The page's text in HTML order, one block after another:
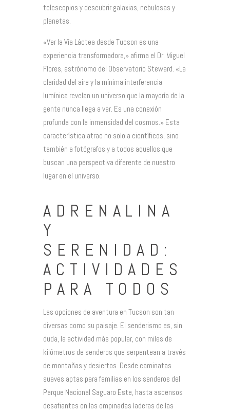
telescopios y descubrir galaxias, nebulosas y
planetas.
«Ver la Vía Láctea desde Tucson es una
experiencia transformadora,» afirma el Dr. Miguel
Flores, astrónomo del Observatorio Steward. «La
claridad del aire y la mínima interferencia
lumínica revelan un universo que la mayoría de la
gente nunca llega a ver. Es una conexión
profunda con la inmensidad del cosmos.» Esta
característica atrae no solo a científicos, sino
también a fotógrafos y a todos aquellos que
buscan una perspectiva diferente de nuestro
lugar en el universo.
ADRENALINA
Y
SERENIDAD:
ACTIVIDADES
PARA TODOS
Las opciones de aventura en Tucson son tan
diversas como su paisaje. El senderismo es, sin
duda, la actividad más popular, con miles de
kilómetros de senderos que serpentean a través
de montañas y desiertos. Desde caminatas
suaves aptas para familias en los senderos del
Parque Nacional Saguaro Este, hasta ascensos
desafiantes en las empinadas laderas de las